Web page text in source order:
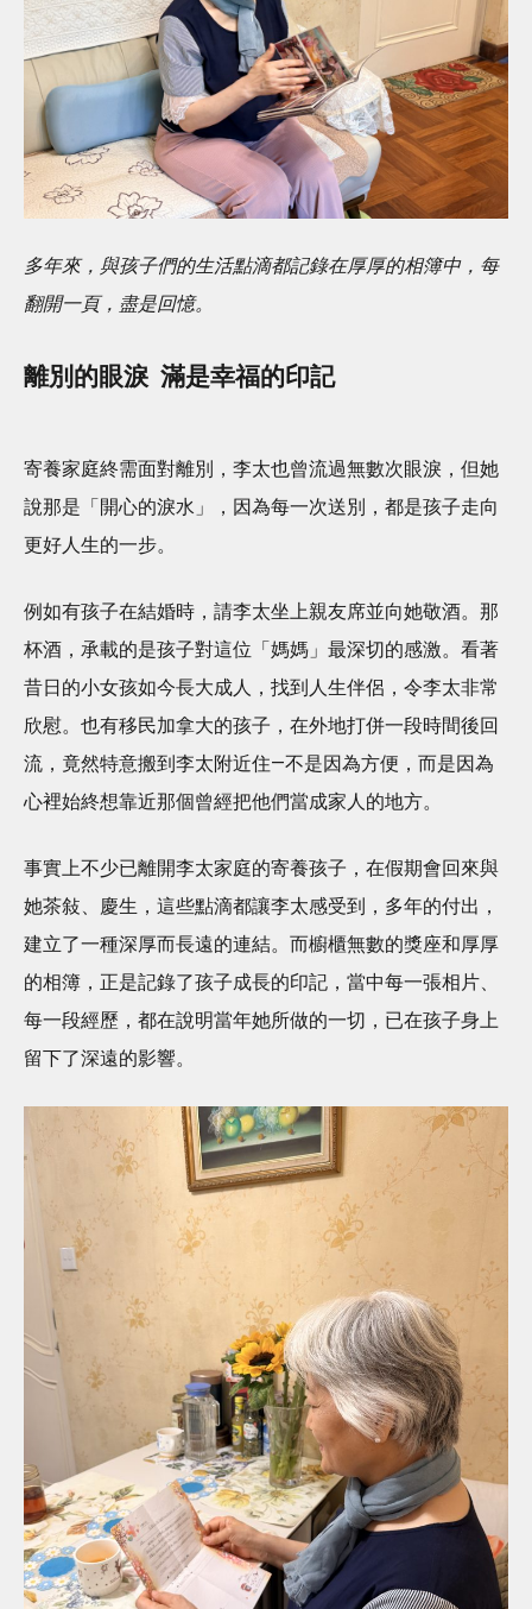
多年來，與孩子們的生活點滴都記錄在厚厚的相簿中，每
翻開一頁，盡是回憶。
離別的眼淚 滿是幸福的印記
寄養家庭終需面對離別，李太也曾流過無數次眼淚，但她
說那是「開心的淚水」，因為每一次送別，都是孩子走向
更好人生的一步。
例如有孩子在結婚時，請李太坐上親友席並向她敬酒。那
杯酒，承載的是孩子對這位「媽媽」最深切的感激。看著
昔日的小女孩如今長大成人，找到人生伴侶，令李太非常
欣慰。也有移民加拿大的孩子，在外地打併一段時間後回
流，竟然特意搬到李太附近住—不是因為方便，而是因為
心裡始終想靠近那個曾經把他們當成家人的地方。
事實上不少已離開李太家庭的寄養孩子，在假期會回來與
她茶敍、慶生，這些點滴都讓李太感受到，多年的付出，
建立了一種深厚而長遠的連結。而櫥櫃無數的獎座和厚厚
的相簿，正是記錄了孩子成長的印記，當中每一張相片、
每一段經歷，都在說明當年她所做的一切，已在孩子身上
留下了深遠的影響。